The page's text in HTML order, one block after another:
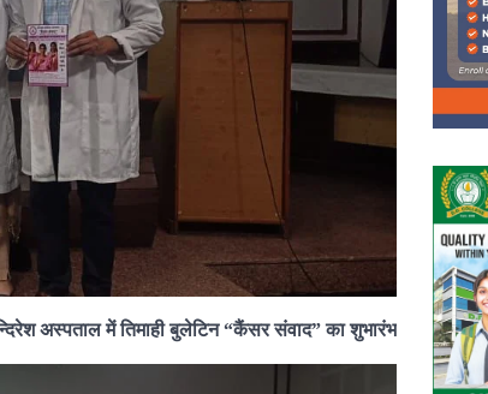
अस्पताल में तिमाही बुलेटिन “कैंसर संवाद” का शुभारंभ